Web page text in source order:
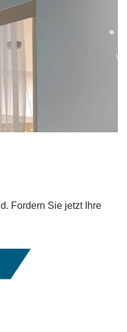
Fordern Sie jetzt Ihre